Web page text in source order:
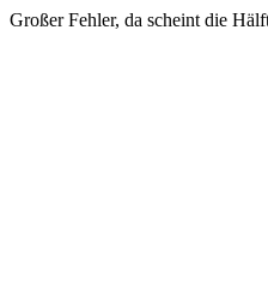
Großer Fehler, da scheint die